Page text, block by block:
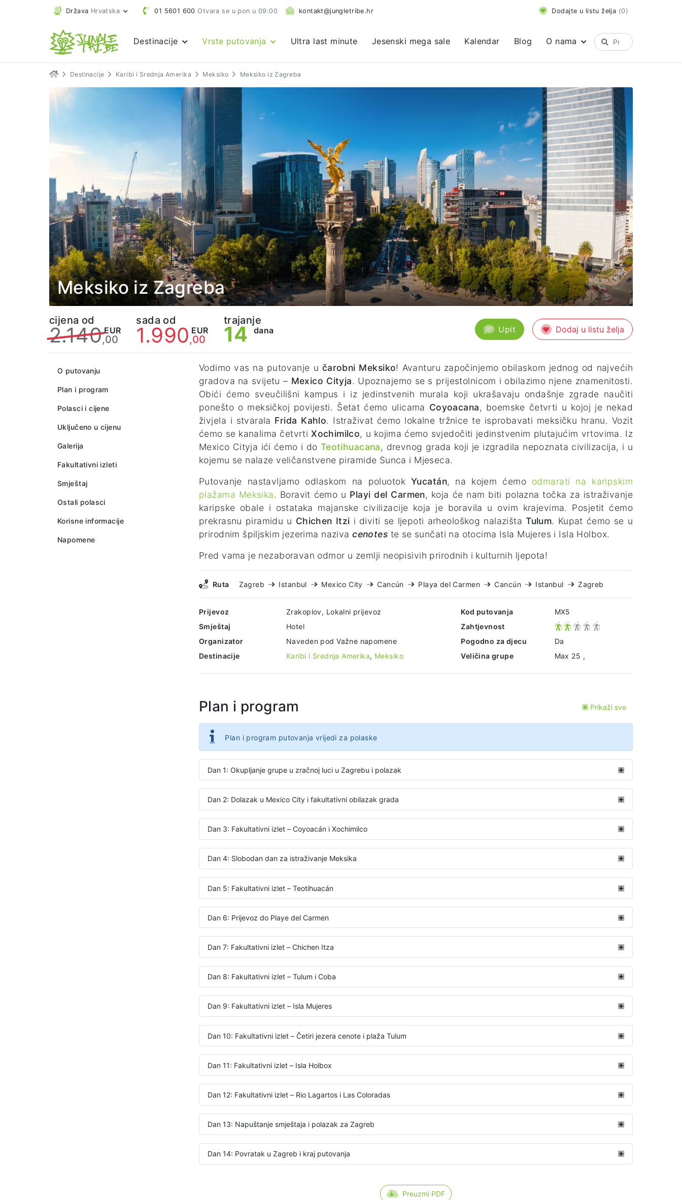
Država Hrvatska 01 5601 600 Otvara se u pon u 09:00 kontakt@jungletribe.hr Dodajte u listu želja (0)
Destinacije Vrste putovanja Ultra last minute Jesenski mega sale Kalendar Blog O nama
Destinacije Karibi i Srednja Amerika Meksiko Meksiko iz Zagreba
Meksiko iz Zagreba
cijena od
2.140 EUR
,00
sada od
1.990 EUR
,00
trajanje
14 dana Upit Dodaj u listu želja
O putovanju
Plan i program
Polasci i cijene
Uključeno u cijenu
Galerija
Fakultativni izleti
Smještaj
Ostali polasci
Korisne informacije
Napomene
Vodimo vas na putovanje u čarobni Meksiko! Avanturu započinjemo obilaskom jednog od najvećih
gradova na svijetu – Mexico Cityja. Upoznajemo se s prijestolnicom i obilazimo njene znamenitosti.
Obići ćemo sveučilišni kampus i iz jedinstvenih murala koji ukrašavaju ondašnje zgrade naučiti
ponešto o meksičkoj povijesti. Šetat ćemo ulicama Coyoacana, boemske četvrti u kojoj je nekad
živjela i stvarala Frida Kahlo. Istraživat ćemo lokalne tržnice te isprobavati meksičku hranu. Vozit
ćemo se kanalima četvrti Xochimilco, u kojima ćemo svjedočiti jedinstvenim plutajućim vrtovima. Iz
Mexico Cityja ići ćemo i do Teotihuacana, drevnog grada koji je izgradila nepoznata civilizacija, i u
kojemu se nalaze veličanstvene piramide Sunca i Mjeseca.
Putovanje nastavljamo odlaskom na poluotok Yucatán, na kojem ćemo odmarati na karipskim
plažama Meksika. Boravit ćemo u Playi del Carmen, koja će nam biti polazna točka za istraživanje
karipske obale i ostataka majanske civilizacije koja je boravila u ovim krajevima. Posjetit ćemo
prekrasnu piramidu u Chichen Itzi i diviti se ljepoti arheološkog nalazištaTulum. Kupat ćemo se u
prirodnim špiljskim jezerima nazivacenotes te se sunčati na otocima Isla Mujeres i Isla Holbox.
Pred vama je nezaboravan odmor u zemlji neopisivih prirodnih i kulturnih ljepota!
Ruta Zagreb Istanbul Mexico City Cancún Playa del Carmen Cancún Istanbul Zagreb
Prijevoz
Zrakoplov, Lokalni prijevoz
Smještaj
Hotel
Organizator
Naveden pod Važne napomene
Destinacije
Karibi i Srednja Amerika, Meksiko
Kod putovanja
MX5
Zahtjevnost
Pogodno za djecu
Da
Veličina grupe
Max 25 ,
Plan i program Prikaži sve
Plan i program putovanja vrijedi za polaske
Dan 1: Okupljanje grupe u zračnoj luci u Zagrebu i polazak
Dan 2: Dolazak u Mexico City i fakultativni obilazak grada
Dan 3: Fakultativni izlet – Coyoacán i Xochimilco
Dan 4: Slobodan dan za istraživanje Meksika
Dan 5: Fakultativni izlet – Teotihuacán
Dan 6: Prijevoz do Playe del Carmen
Dan 7: Fakultativni izlet – Chichen Itza
Dan 8: Fakultativni izlet – Tulum i Coba
Dan 9: Fakultativni izlet – Isla Mujeres
Dan 10: Fakultativni izlet – Četiri jezera cenote i plaža Tulum
Dan 11: Fakultativni izlet – Isla Holbox
Dan 12: Fakultativni izlet – Rio Lagartos i Las Coloradas
Dan 13: Napuštanje smještaja i polazak za Zagreb
Dan 14: Povratak u Zagreb i kraj putovanja
Preuzmi PDF